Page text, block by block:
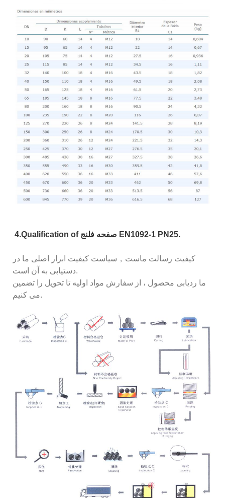
4.Qualification of صفحه فلنج EN1092-1 PN25.
کیفیت رسالت ماست ， سیاست کیفیت ابزار اصلی ما در
دستیابی به آن است.
ما ردیابی محصول ، از سفارش مواد اولیه تا تحویل را تضمین
می کنیم.